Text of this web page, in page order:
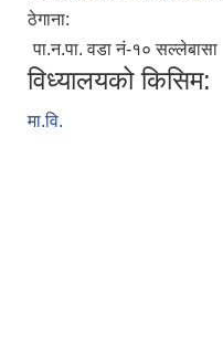
ठेगाना:
पा.न.पा. वडा नं-१० सल्‍लेबासा
विध्यालयको किसिम:
मा.वि.